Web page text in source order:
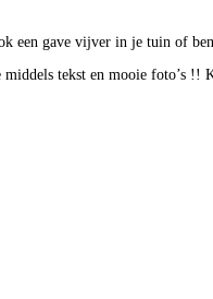
een gave vijver in je tuin of
tekst en mooie foto’s